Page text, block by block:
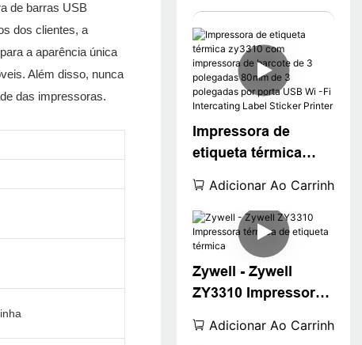
Impressora de
etiqueta térmica
impressora de
barcote de 3
polegadas 80mm de
3 polegadas por
porta USB Wi -Fi
Intercating Label
Sticker Printer
Adicionar Ao Carrinho
Zywell - Zywell
ZY3310 Impressora
térmica
Adicionar Ao Carrinho
de barras USB
dos clientes, a
a aparência única
Além disso, nunca
das impressoras.